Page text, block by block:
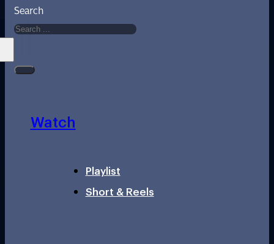
Search
Watch
Playlist
Short & Reels